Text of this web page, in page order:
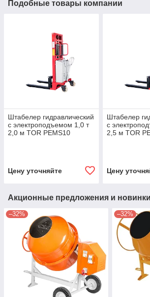
Подобные товары компании
Штабелер гидравлический
с электроподъемом 1,0 т
2,0 м TOR PEMS10
Цену уточняйте
Штабелер
с
2,5 м TOR
Цену
Акционные предложения и новинки
–32% –32%